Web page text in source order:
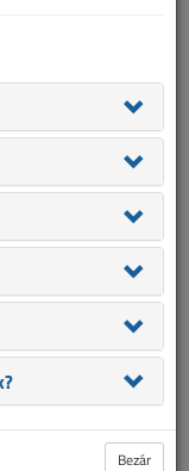
szereplő
valamint a tartalom
Bezár